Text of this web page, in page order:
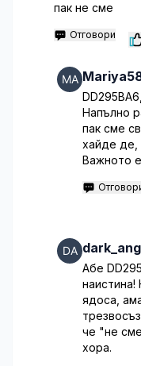
пак не сме
Отговори
Напълно
пак сме
хайде де,
Важното е,
Абе
ядоса,
че "не
хора.